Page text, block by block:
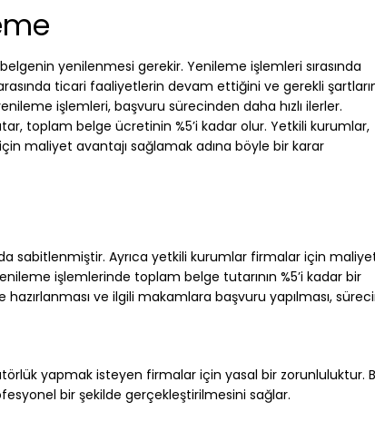
yenilenmesi gerekir. Yenileme işlemleri sırasında
ticari faaliyetlerin devam ettiğini ve gerekli
işlemleri, başvuru sürecinden daha hızlı ilerler.
toplam belge ücretinin %5’i kadar olur. Yetkili kurumlar,
maliyet avantajı sağlamak adına böyle bir karar
sabitlenmiştir. Ayrıca yetkili kurumlar firmalar için
işlemlerinde toplam belge tutarının %5’i kadar bir
hazırlanması ve ilgili makamlara başvuru yapılması,
yapmak isteyen firmalar için yasal bir zorunluluktur.
bir şekilde gerçekleştirilmesini sağlar.